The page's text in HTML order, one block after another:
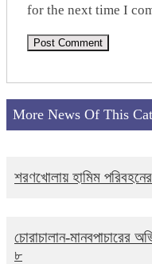
for the next time I
More News Of This
শরণখোলায় হামিম
চোরাচালান-মানবপাচারের
৮